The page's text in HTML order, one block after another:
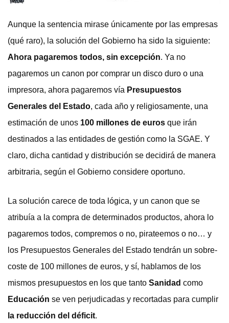
Aunque la sentencia mirase únicamente por las empresas
(qué raro), la solución del Gobierno ha sido la siguiente:
Ahora pagaremos todos, sin excepción. Ya no
pagaremos un canon por comprar un disco duro o una
impresora, ahora pagaremos vía Presupuestos
Generales del Estado, cada año y religiosamente, una
estimación de unos 100 millones de euros que irán
destinados a las entidades de gestión como la SGAE. Y
claro, dicha cantidad y distribución se decidirá de manera
arbitraria, según el Gobierno considere oportuno.
La solución carece de toda lógica, y un canon que se
atribuía a la compra de determinados productos, ahora lo
pagaremos todos, compremos o no, pirateemos o no… y
los Presupuestos Generales del Estado tendrán un sobre-
coste de 100 millones de euros, y sí, hablamos de los
mismos presupuestos en los que tanto Sanidad como
Educación se ven perjudicadas y recortadas para cumplir
la reducción del déficit.